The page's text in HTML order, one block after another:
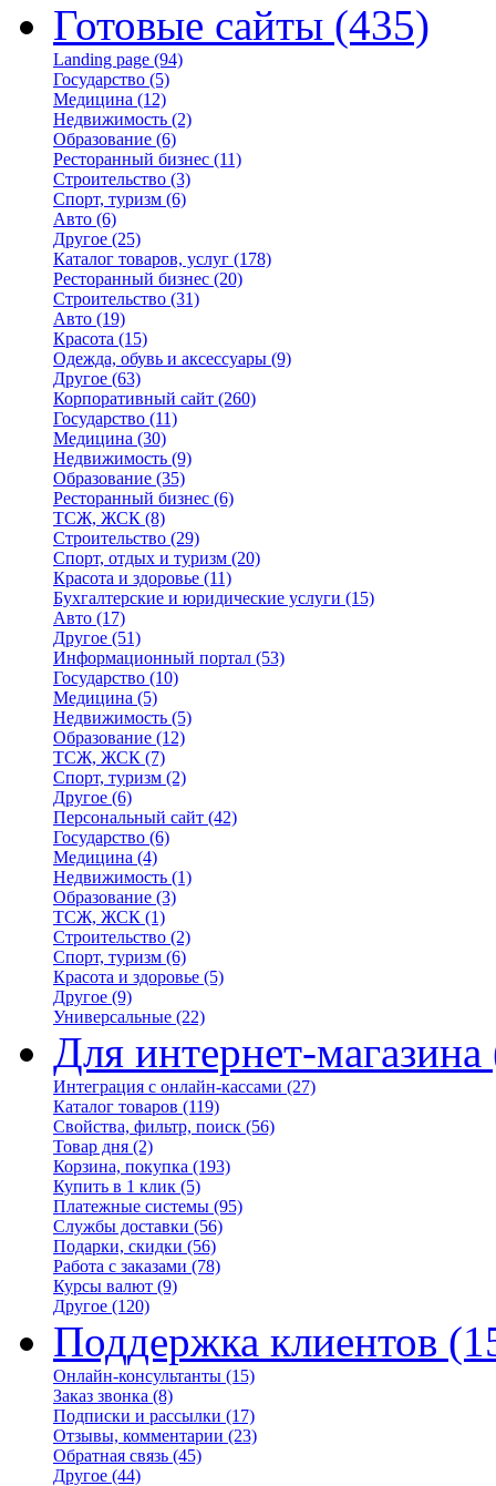
Готовые сайты (435)
Landing page (94)
Государство (5)
Медицина (12)
Недвижимость (2)
Образование (6)
Ресторанный бизнес (11)
Строительство (3)
Спорт, туризм (6)
Авто (6)
Другое (25)
Каталог товаров, услуг (178)
Ресторанный бизнес (20)
Строительство (31)
Авто (19)
Красота (15)
Одежда, обувь и аксессуары (9)
Другое (63)
Корпоративный сайт (260)
Государство (11)
Медицина (30)
Недвижимость (9)
Образование (35)
Ресторанный бизнес (6)
ТСЖ, ЖСК (8)
Строительство (29)
Спорт, отдых и туризм (20)
Красота и здоровье (11)
Бухгалтерские и юридические услуги (15)
Авто (17)
Другое (51)
Информационный портал (53)
Государство (10)
Медицина (5)
Недвижимость (5)
Образование (12)
ТСЖ, ЖСК (7)
Спорт, туризм (2)
Другое (6)
Персональный сайт (42)
Государство (6)
Медицина (4)
Недвижимость (1)
Образование (3)
ТСЖ, ЖСК (1)
Строительство (2)
Спорт, туризм (6)
Красота и здоровье (5)
Другое (9)
Универсальные (22)
Для интернет-магазина
Интеграция с онлайн-кассами (27)
Каталог товаров (119)
Свойства, фильтр, поиск (56)
Товар дня (2)
Корзина, покупка (193)
Купить в 1 клик (5)
Платежные системы (95)
Службы доставки (56)
Подарки, скидки (56)
Работа с заказами (78)
Курсы валют (9)
Другое (120)
Поддержка клиентов
Онлайн-консультанты (15)
Заказ звонка (8)
Подписки и рассылки (17)
Отзывы, комментарии (23)
Обратная связь (45)
Другое (44)